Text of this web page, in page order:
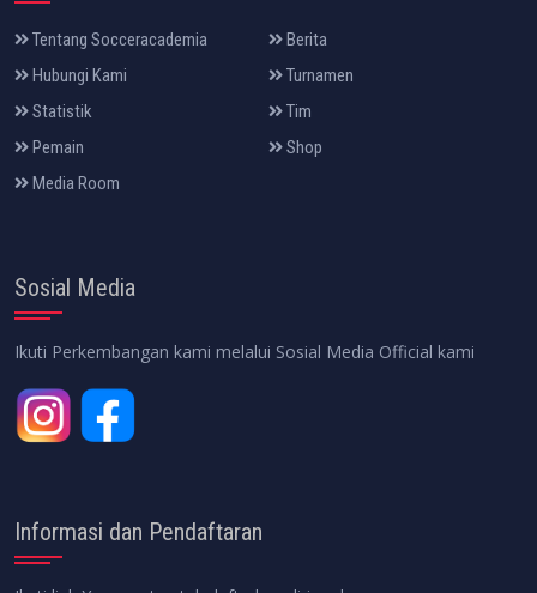
Tentang Socceracademia
Berita
Hubungi Kami
Turnamen
Statistik
Tim
Pemain
Shop
Media Room
Sosial Media
Ikuti Perkembangan kami melalui Sosial Media Official kami
Informasi dan Pendaftaran